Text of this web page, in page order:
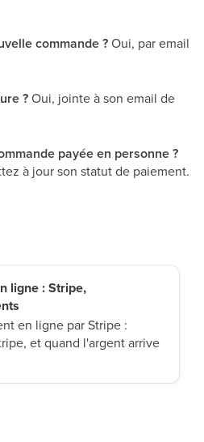
commande ?Oui, par email
?Oui, jointe à son email de
payée en personne ?
à jour son statut de paiement.
ligne : Stripe,
en ligne par Stripe :
et quand l'argent arrive